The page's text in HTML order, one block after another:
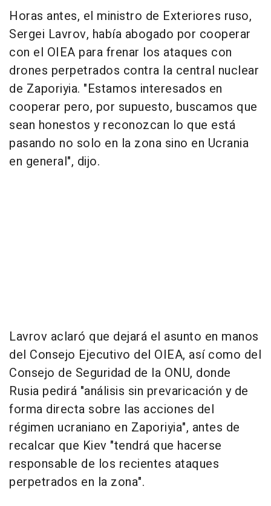
Horas antes, el ministro de Exteriores ruso,
Sergei Lavrov, había abogado por cooperar
con el OIEA para frenar los ataques con
drones perpetrados contra la central nuclear
de Zaporiyia. "Estamos interesados en
cooperar pero, por supuesto, buscamos que
sean honestos y reconozcan lo que está
pasando no solo en la zona sino en Ucrania
en general", dijo.
Lavrov aclaró que dejará el asunto en manos
del Consejo Ejecutivo del OIEA, así como del
Consejo de Seguridad de la ONU, donde
Rusia pedirá "análisis sin prevaricación y de
forma directa sobre las acciones del
régimen ucraniano en Zaporiyia", antes de
recalcar que Kiev "tendrá que hacerse
responsable de los recientes ataques
perpetrados en la zona".